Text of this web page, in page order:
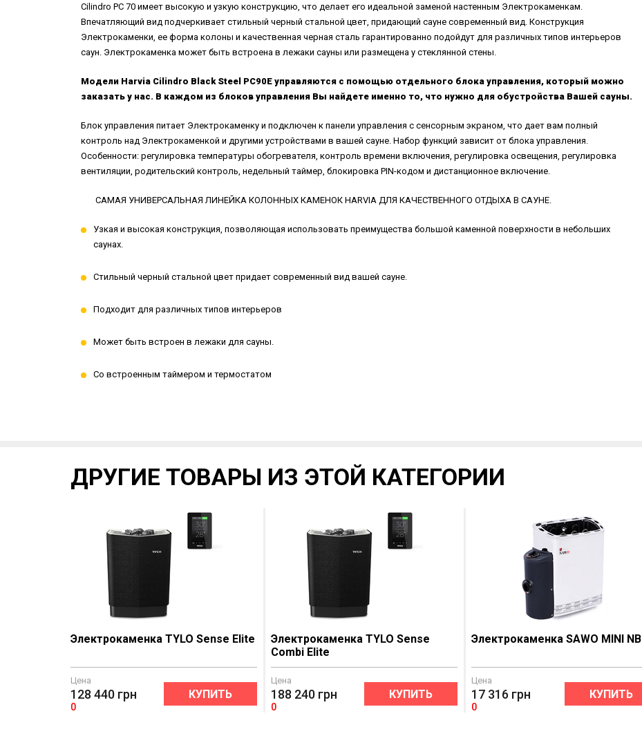
Cilindro PC 70 имеет высокую и узкую конструкцию, что делает его идеальной заменой настенным Электрокаменкам.
Впечатляющий вид подчеркивает стильный черный стальной цвет, придающий сауне современный вид. Конструкция
Электрокаменки, ее форма колоны и качественная черная сталь гарантированно подойдут для различных типов интерьеров
саун. Электрокаменка может быть встроена в лежаки сауны или размещена у стеклянной стены.
Модели Harvia Cilindro Black Steel PC90E управляются с помощью отдельного блока управления, который можно
заказать у нас. В каждом из блоков управления Вы найдете именно то, что нужно для обустройства Вашей сауны.
Блок управления питает Электрокаменку и подключен к панели управления с сенсорным экраном, что дает вам полный
контроль над Электрокаменкой и другими устройствами в вашей сауне. Набор функций зависит от блока управления.
Особенности: регулировка температуры обогревателя, контроль времени включения, регулировка освещения, регулировка
вентиляции, родительский контроль, недельный таймер, блокировка PIN-кодом и дистанционное включение.
САМАЯ УНИВЕРСАЛЬНАЯ ЛИНЕЙКА КОЛОННЫХ КАМЕНОК HARVIA ДЛЯ КАЧЕСТВЕННОГО ОТДЫХА В САУНЕ.
Узкая и высокая конструкция, позволяющая использовать преимущества большой каменной поверхности в небольших
саунах.
Стильный черный стальной цвет придает современный вид вашей сауне.
Подходит для различных типов интерьеров
Может быть встроен в лежаки для сауны.
Со встроенным таймером и термостатом
ДРУГИЕ ТОВАРЫ ИЗ ЭТОЙ КАТЕГОРИИ
Электрокаменка TYLO Sense Elite
Цена
128 440 грн
0
КУПИТЬ
Электрокаменка TYLO Sense
Combi Elite
Цена
188 240 грн
0
КУПИТЬ
Электрокаменка SAWO MINI NB
Цена
17 316 грн
0
КУПИТЬ